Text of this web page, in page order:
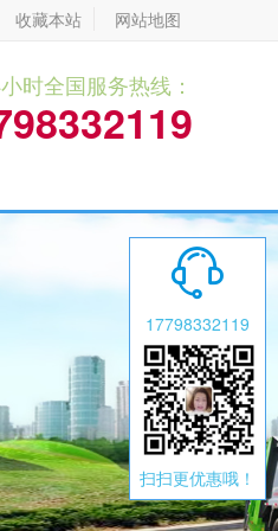
收藏本站 网站地图
时全国服务热线：

17798332119
扫扫更优惠哦！